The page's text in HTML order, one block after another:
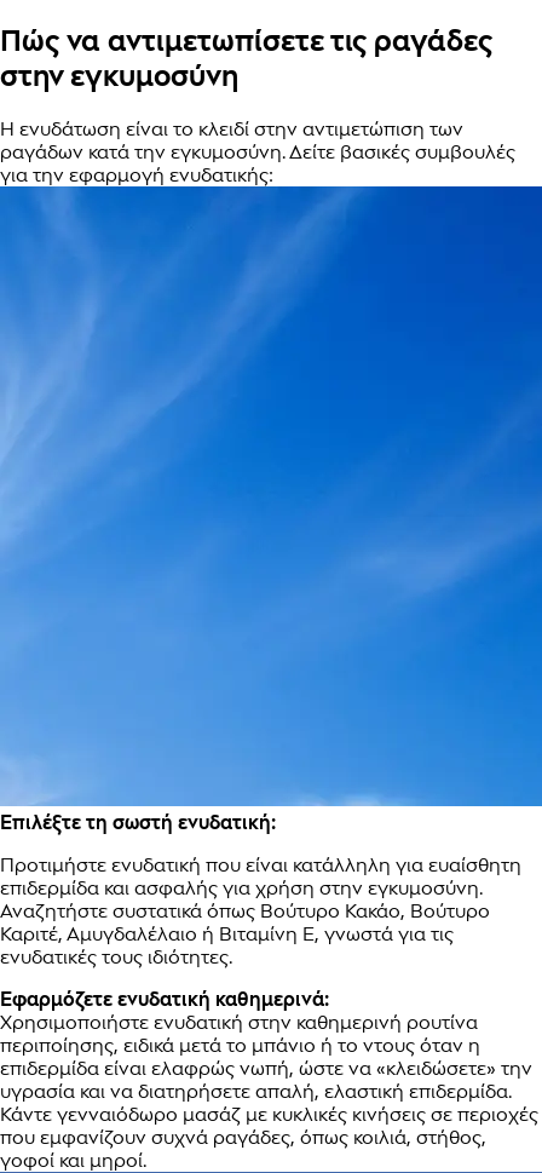
Πώς να αντιμετωπίσετε τις ραγάδες
στην εγκυμοσύνη
Η ενυδάτωση είναι το κλειδί στην αντιμετώπιση των
ραγάδων κατά την εγκυμοσύνη. Δείτε βασικές συμβουλές
για την εφαρμογή ενυδατικής:
Επιλέξτε τη σωστή ενυδατική:
Προτιμήστε ενυδατική που είναι κατάλληλη για ευαίσθητη
επιδερμίδα και ασφαλής για χρήση στην εγκυμοσύνη.
Αναζητήστε συστατικά όπως Βούτυρο Κακάο, Βούτυρο
Καριτέ, Αμυγδαλέλαιο ή Βιταμίνη Ε, γνωστά για τις
ενυδατικές τους ιδιότητες.
Εφαρμόζετε ενυδατική καθημερινά:
Χρησιμοποιήστε ενυδατική στην καθημερινή ρουτίνα
περιποίησης, ειδικά μετά το μπάνιο ή το ντους όταν η
επιδερμίδα είναι ελαφρώς νωπή, ώστε να «κλειδώσετε» την
υγρασία και να διατηρήσετε απαλή, ελαστική επιδερμίδα.
Κάντε γενναιόδωρο μασάζ με κυκλικές κινήσεις σε περιοχές
που εμφανίζουν συχνά ραγάδες, όπως κοιλιά, στήθος,
γοφοί και μηροί.